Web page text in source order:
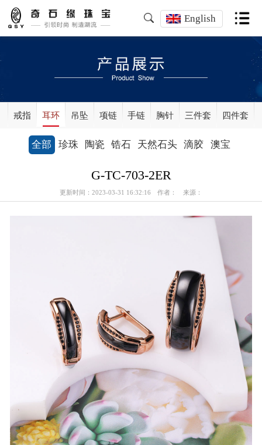
English
戒指 耳环 吊坠 项链 手链 胸针 三件套 四件套
全部 珍珠 陶瓷 锆石 天然石头 滴胶 澳宝
G-TC-703-2ER
更新时间：2023-03-31 16:32:16 作者： 来源：